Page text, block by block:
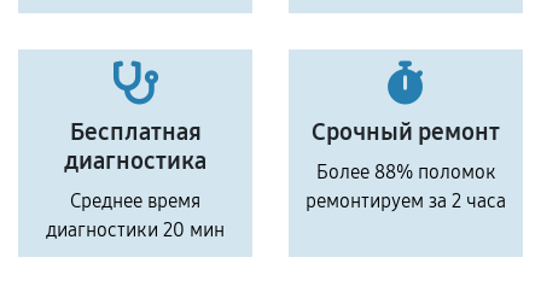
Бесплатная
диагностика
Среднее время
диагностики 20 мин
Срочный ремонт
Более 88% поломок
ремонтируем за 2 часа